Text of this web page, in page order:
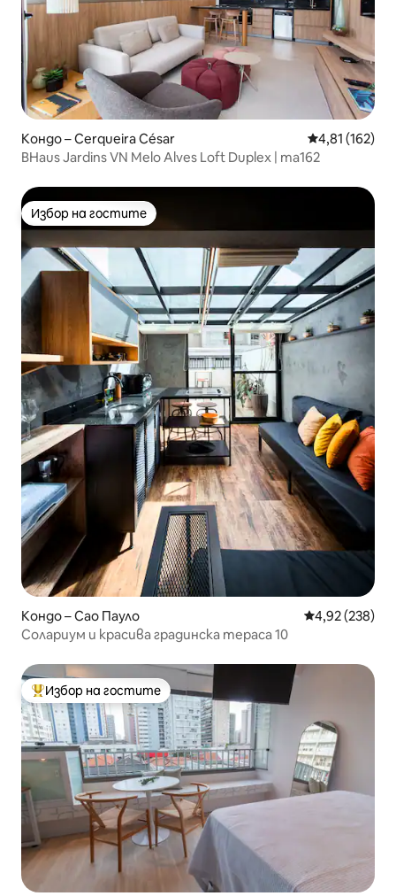
Кондо – Cerqueira César Средна
4,81 (162)
BHaus Jardins VN Melo Alves Loft Duplex | ma162
Избор на гостите
Избор на гостите
Кондо – Сао Пауло Средна
4,92 (238)
Солариум и красива градинска тераса 10
Най-популярен избор на гостите
Избор на гостите